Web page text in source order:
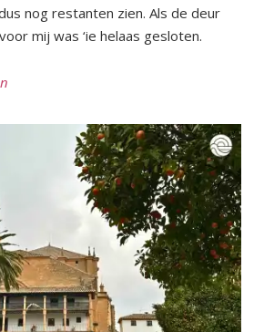
nog restanten zien. Als de deur
mij was ‘ie helaas gesloten.